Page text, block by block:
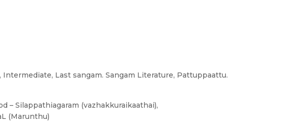
Last sangam. Sangam Literature, Pattuppaattu.
– Silappathiagaram (vazhakkuraikaathai),
(Marunthu)